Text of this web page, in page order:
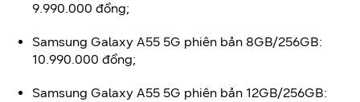
9.990.000 đồng;
Samsung Galaxy A55 5G phiên bản 8GB/256GB:
10.990.000 đồng;
Samsung Galaxy A55 5G phiên bản 12GB/256GB: